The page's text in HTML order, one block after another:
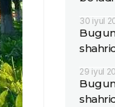
30 iyul
29 iyul